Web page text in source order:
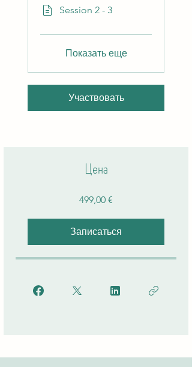
Session 2 - 3
Показать еще
Участвовать
Цена
499,00 €
Записаться